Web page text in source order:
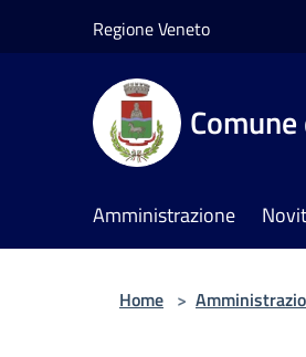
Regione Veneto
Amministrazione
Home >